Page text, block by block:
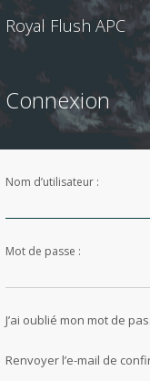
Royal Flush APC
Connexion
Nom d’utilisateur :
Mot de passe :
J’ai oublié mon mot de
Renvoyer l’e-mail de